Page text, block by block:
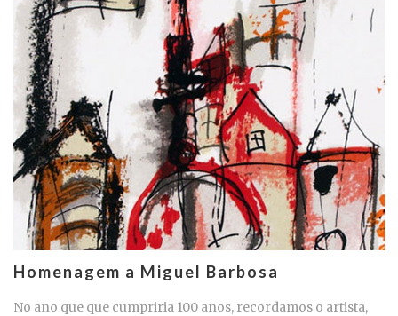
Homenagem a Miguel Barbosa
No ano que que cumpriria 100 anos, recordamos o artista,